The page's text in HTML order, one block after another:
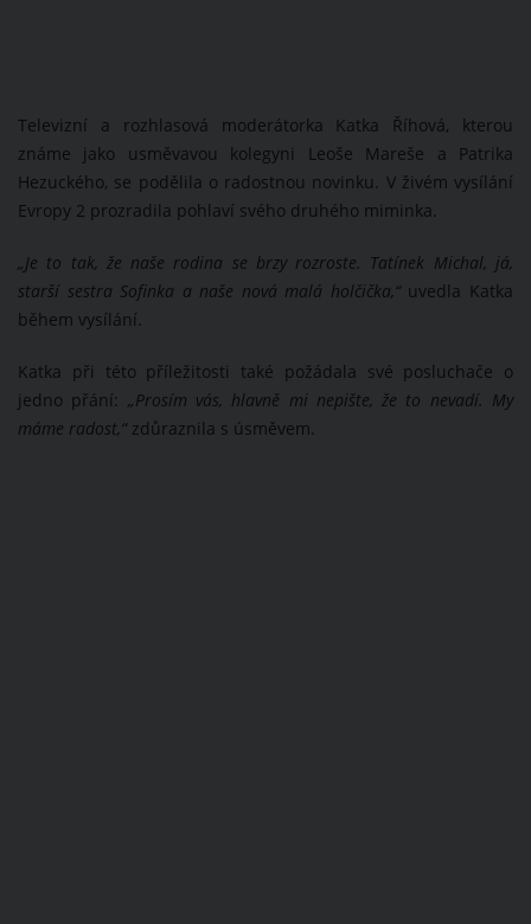
Televizní a rozhlasová moderátorka Katka Říhová, kterou
známe jako usměvavou kolegyni Leoše Mareše a Patrika
Hezuckého, se podělila o radostnou novinku. V živém vysílání
Evropy 2 prozradila pohlaví svého druhého miminka.
„Je to tak, že naše rodina se brzy rozroste. Tatínek Michal, já,
starší sestra Sofinka a naše nová malá holčička,“ uvedla Katka
během vysílání.
Katka při této příležitosti také požádala své posluchače o
jedno přání: „Prosím vás, hlavně mi nepište, že to nevadí. My
máme radost,“zdůraznila s úsměvem.